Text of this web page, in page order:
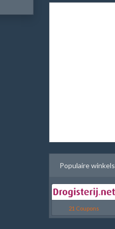
Populaire winkels
21 Coupons